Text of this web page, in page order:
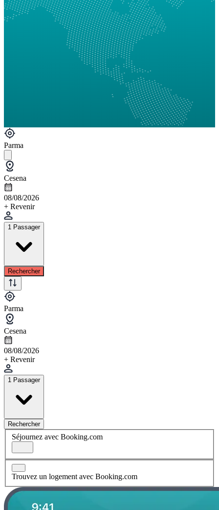
Parma
Cesena
08/08/2026
+ Revenir
1 Passager
Rechercher
Parma
Cesena
08/08/2026
+ Revenir
1 Passager
Rechercher
Séjournez avec Booking.com
Trouvez un logement avec Booking.com